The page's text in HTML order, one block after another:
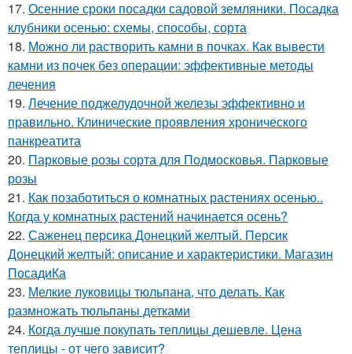
17. Осенние сроки посадки садовой земляники. Посадка
клубники осенью: схемы, способы, сорта
18. Можно ли растворить камни в почках. Как вывести
камни из почек без операции: эффективные методы
лечения
19. Лечение поджелудочной железы эффективно и
правильно. Клинические проявления хронического
панкреатита
20. Парковые розы сорта для Подмосковья. Парковые
розы
21. Как позаботиться о комнатных растениях осенью..
Когда у комнатных растений начинается осень?
22. Саженец персика Донецкий желтый. Персик
Донецкий желтый: описание и характеристики. Магазин
ПосадиКа
23. Мелкие луковицы тюльпана, что делать. Как
размножать тюльпаны детками
24. Когда лучше покупать теплицы дешевле. Цена
теплицы - от чего зависит?